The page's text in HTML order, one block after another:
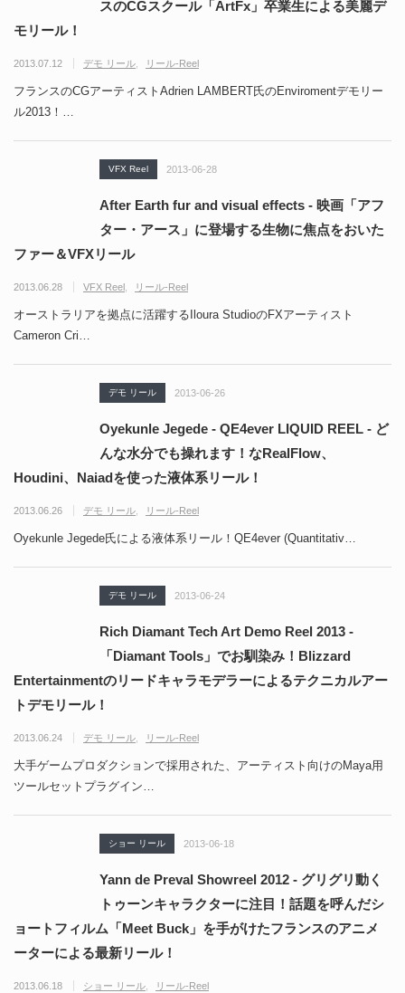
スのCGスクール「ArtFx」卒業生による美麗デ
モリール！
2013.07.12 デモ リール リール-Reel
フランスのCGアーティストAdrien LAMBERT氏のEnviromentデモリー
ル2013！…
VFX Reel 2013-06-28
After Earth fur and visual effects - 映画「アフ
ター・アース」に登場する生物に焦点をおいた
ファー＆VFXリール
2013.06.28 VFX Reel リール-Reel
オーストラリアを拠点に活躍するIloura StudioのFXアーティスト
Cameron Cri…
デモ リール 2013-06-26
Oyekunle Jegede - QE4ever LIQUID REEL - ど
んな水分でも操れます！なRealFlow、
Houdini、Naiadを使った液体系リール！
2013.06.26 デモ リール リール-Reel
Oyekunle Jegede氏による液体系リール！QE4ever (Quantitativ…
デモ リール 2013-06-24
Rich Diamant Tech Art Demo Reel 2013 -
「Diamant Tools」でお馴染み！Blizzard
Entertainmentのリードキャラモデラーによるテクニカルアー
トデモリール！
2013.06.24 デモ リール リール-Reel
大手ゲームプロダクションで採用された、アーティスト向けのMaya用
ツールセットプラグイン…
ショー リール 2013-06-18
Yann de Preval Showreel 2012 - グリグリ動く
トゥーンキャラクターに注目！話題を呼んだシ
ョートフィルム「Meet Buck」を手がけたフランスのアニメ
ーターによる最新リール！
2013.06.18 ショー リール リール-Reel